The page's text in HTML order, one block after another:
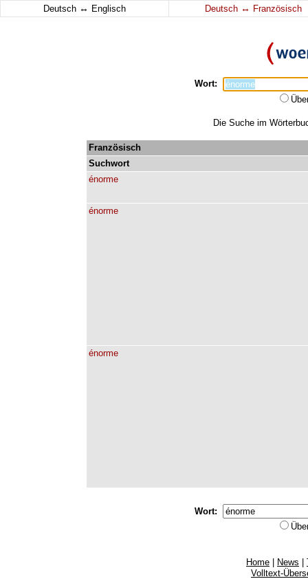
Deutsch ↔ Englisch Deutsch ↔ Französisch
Wort:
Die Suche im
Französisch
Suchwort
énorme
énorme
énorme
Wort:
Home News
Volltext-